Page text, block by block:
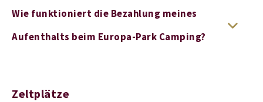
Wie funktioniert die Bezahlung meines
Aufenthalts beim Europa-Park Camping?
Zeltplätze